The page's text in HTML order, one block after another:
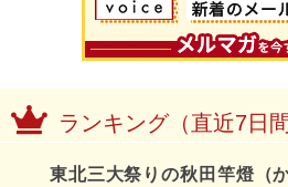
ランキング（直近7日間
東北三大祭りの秋田竿燈（